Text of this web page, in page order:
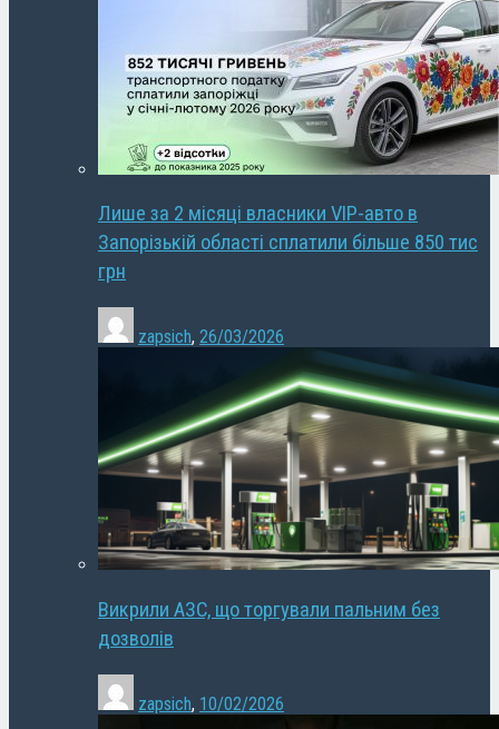
Лише за 2 місяці власники VIP-авто в
Запорізькій області сплатили більше 850 тис
грн
zapsich, 26/03/2026
Викрили АЗС, що торгували пальним без
дозволів
zapsich, 10/02/2026